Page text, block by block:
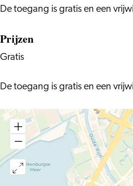
De toegang is gratis en een
Prijzen
Gratis
De toegang is gratis en een